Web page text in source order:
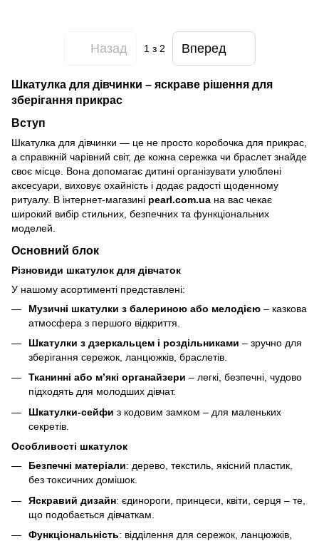
Назад 1 з 2 Вперед
Шкатулка для дівчинки – яскраве рішення для
зберігання прикрас
Вступ
Шкатулка для дівчинки — це не просто коробочка для прикрас,
а справжній чарівний світ, де кожна сережка чи браслет знайде
своє місце. Вона допомагає дитині організувати улюблені
аксесуари, виховує охайність і додає радості щоденному
ритуалу. В інтернет-магазині pearl.com.ua на вас чекає
широкий вибір стильних, безпечних та функціональних
моделей.
Основний блок
Різновиди шкатулок для дівчаток
У нашому асортименті представлені:
Музичні шкатулки з балериною або мелодією – казкова
атмосфера з першого відкриття.
Шкатулки з дзеркальцем і роздільниками – зручно для
зберігання сережок, ланцюжків, браслетів.
Тканинні або м’які органайзери – легкі, безпечні, чудово
підходять для молодших дівчат.
Шкатулки-сейфи з кодовим замком – для маленьких
секретів.
Особливості шкатулок
Безпечні матеріали: дерево, текстиль, якісний пластик,
без токсичних домішок.
Яскравий дизайн: єдинороги, принцеси, квіти, серця – те,
що подобається дівчаткам.
Функціональність: відділення для сережок, ланцюжків,